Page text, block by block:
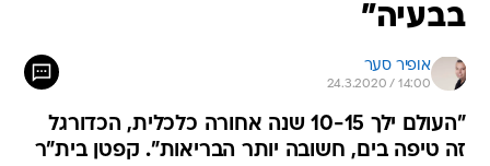
בבעיה"
אופיר סער
24.3.2020 / 14:00
"העולם ילך 10-15 שנה אחורה כלכלית, הכדורגל
זה טיפה בים, חשובה יותר הבריאות". קפטן בית"ר